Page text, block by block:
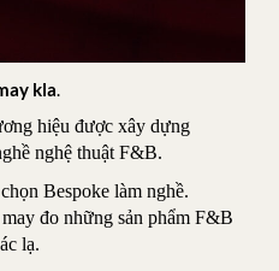
kla.
hiệu được xây dựng
nghệ thuật F&B.
Bespoke làm nghề.
đo những sản phẩm F&B
lạ.